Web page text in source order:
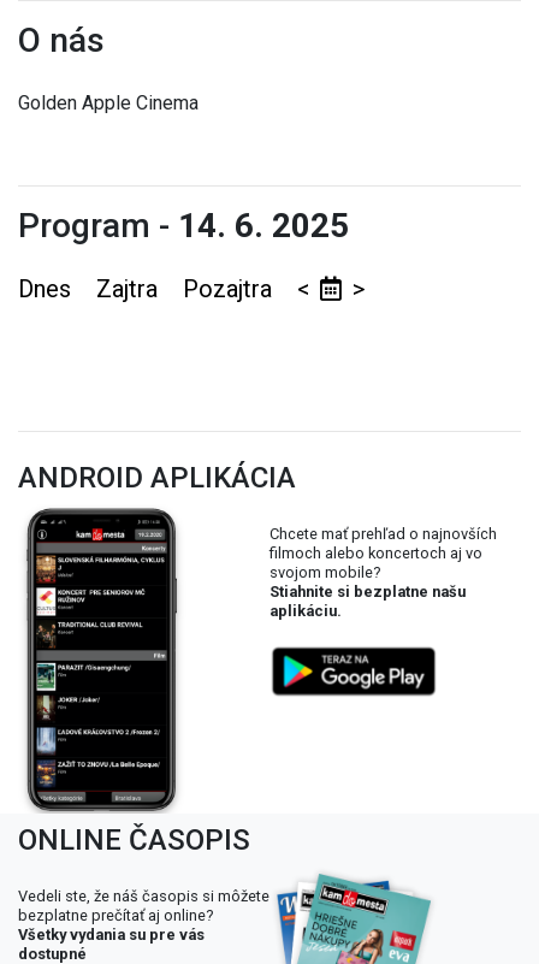
O nás
Golden Apple Cinema
Program - 14. 6. 2025
Dnes Zajtra Pozajtra < >
ANDROID APLIKÁCIA
Chcete mať prehľad o najnovších
filmoch alebo koncertoch aj vo
svojom mobile?
Stiahnite si bezplatne našu
aplikáciu.
ONLINE ČASOPIS
Vedeli ste, že náš časopis si môžete
bezplatne prečítať aj online?
Všetky vydania su pre vás
dostupné